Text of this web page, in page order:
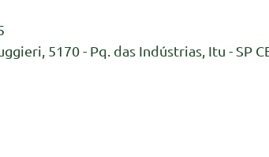
5170 - Pq. das Indústrias, Itu - SP